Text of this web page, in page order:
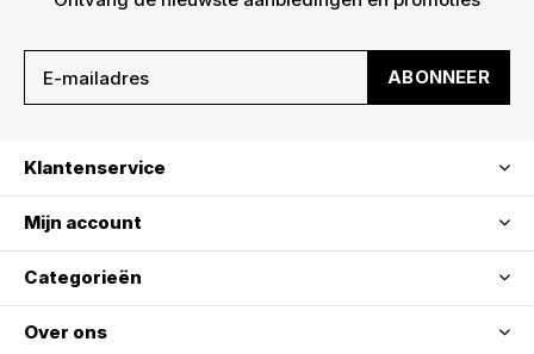
ABONNEER
Klantenservice
Mijn account
Categorieën
Over ons